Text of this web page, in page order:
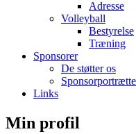
Adresse
Volleyball
Bestyrelse
Træning
Sponsorer
De støtter os
Links
Min profil